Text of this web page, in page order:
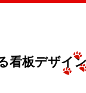
看板デザイ